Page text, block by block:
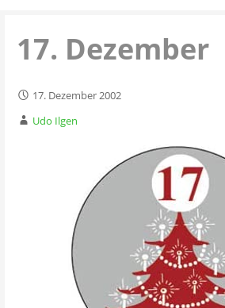
17. Dezember
17. Dezember 2002
Udo Ilgen